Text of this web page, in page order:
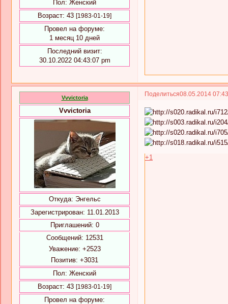
Пол: Женский
Возраст: 43 [1983-01-19]
Провел на форуме:
1 месяц 10 дней
Последний визит:
30.10.2022 04:43:07 pm
Поделиться08.05.2014
Vvvictoria
Vvvictoria
Откуда: Энгельс
Зарегистрирован: 11.01.2013
Приглашений: 0
Сообщений: 12531
Уважение: +2523
Позитив: +3031
Пол: Женский
Возраст: 43 [1983-01-19]
Провел на форуме:
+1